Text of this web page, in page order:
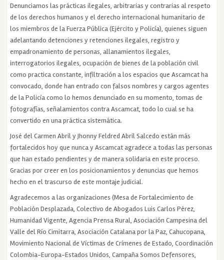
Denunciamos las prácticas ilegales, arbitrarias y contrarias al respeto
de los derechos humanos y el derecho internacional humanitario de
los miembros de la Fuerza Pública (Ejército y Policía), quienes siguen
adelantando detenciones y retenciones ilegales, registro y
empadronamiento de personas, allanamientos ilegales,
interrogatorios ilegales, ocupación de bienes de la población civil
como practica constante, infiltración a los espacios que Ascamcat ha
convocado, donde han entrado con falsos nombres y cargos agentes
de la Policía como lo hemos denunciado en su momento, tomas de
fotografías, señalamientos contra Ascamcat, todo lo cual se ha
convertido en una práctica sistemática.
José del Carmen Abril y Jhonny Feldred Abril Salcedo están más
fortalecidos hoy que nunca y Ascamcat agradece a todas las personas
que han estado pendientes y de manera solidaria en este proceso.
Gracias por creer en los posicionamientos y denuncias que hemos
hecho en el trascurso de este montaje judicial.
Agradecemos a las organizaciones (Mesa de Fortalecimiento de
Población Desplazada, Colectivo de Abogados Luis Carlos Pérez,
Humanidad Vigente, Agencia Prensa Rural, Asociación Campesina del
Valle del Río Cimitarra, Asociación Catalana por la Paz, Cahucopana,
Movimiento Nacional de Víctimas de Crímenes de Estado, Coordinación
Colombia-Europa-Estados Unidos, Campaña Somos Defensores,